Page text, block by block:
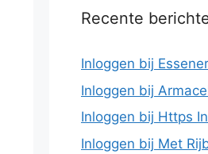
Recente
Inloggen bij Essener
Inloggen bij
Inloggen bij Https
Inloggen bij Met